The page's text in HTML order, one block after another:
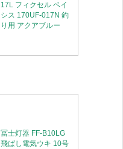
17L フィクセル ベイ
シス 170UF-017N 釣
り用 アクアブルー
冨士灯器 FF-B10LG
飛ばし電気ウキ 10号